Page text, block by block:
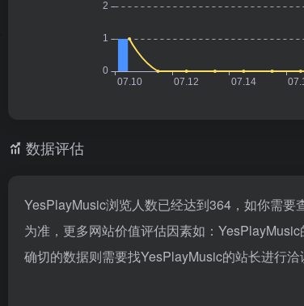
数据评估
YesPlayMusic浏览人数已经达到364，如你需要
为准，更多网站价值评估因素如：
确切的数据则需要找YesPlayMusic的站长进行